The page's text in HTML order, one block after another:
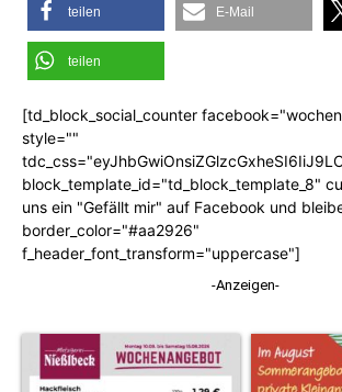
teilen E-Mail
teilen
[td_block_social_counter
style=""
block_template_id="td_block_template_8"
uns ein "Gefällt mir" auf Facebook und
border_color="#aa2926"
f_header_font_transform="uppercase"]
-Anzeigen-